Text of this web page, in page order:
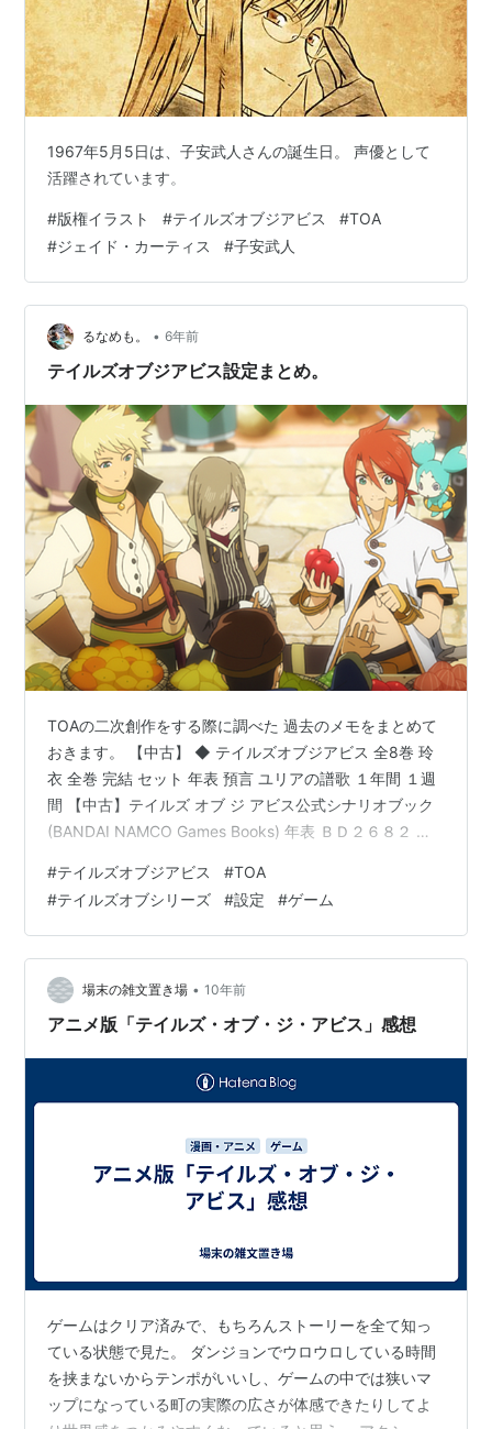
1967年5月5日は、子安武人さんの誕生日。 声優として
活躍されています。
#版権イラスト #テイルズオブジアビス #TOA
#ジェイド・カーティス #子安武人
るなめも。 • 6年前
テイルズオブジアビス設定まとめ。
TOAの二次創作をする際に調べた 過去のメモをまとめて
おきます。 【中古】 ◆ テイルズオブジアビス 全8巻 玲
衣 全巻 完結 セット 年表 預言 ユリアの譜歌 １年間 １週
間 【中古】テイルズ オブ ジ アビス公式シナリオブック
(BANDAI NAMCO Games Books) 年表 ＢＤ２６８２ プ
ＢＤ２６９５ サザンクロス、第七音素発見ＢＤ２６９９
譜術戦争勃発ＢＤ２７０７ ユリア、プラネットストーム
再構築ＢＤ２７０９ ユリア、惑星預言を詠むＮＤ０００
６ フレイル・アルバート・フェンデ、導師となる ユリ
ア、身を潜めホドでアルバートの…
#テイルズオブジアビス #TOA
#テイルズオブシリーズ #設定 #ゲーム
場末の雑文置き場 • 10年前
アニメ版「テイルズ・オブ・ジ・アビス」感想
ゲームはクリア済みで、もちろんストーリーを全て知っ
ている状態で見た。 ダンジョンでウロウロしている時間
を挟まないからテンポがいいし、ゲームの中では狭いマ
ップになっている町の実際の広さが体感できたりしてよ